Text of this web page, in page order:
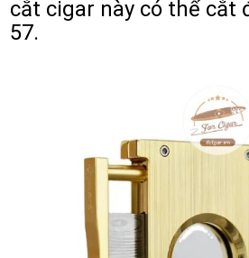
cắt cigar này có thể cắt
57.